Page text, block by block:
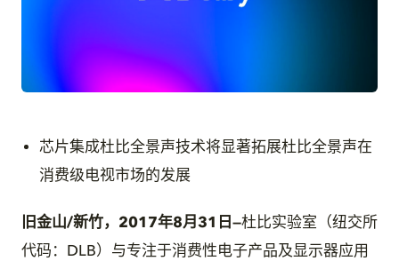
芯片集成杜比全景声技术将显著拓展杜比全景声在
消费级电视市场的发展
旧金山/新竹，2017年8月31日 —杜比实验室（纽交所
代码：DLB）与专注于消费性电子产品及显示器应用